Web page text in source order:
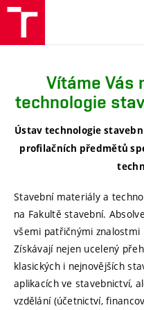
Vítáme Vás
technologie
Ústav technologie
profilačních předmětů
Stavební materiály a
na Fakultě stavební.
všemi patřičnými
Získávají nejen ucelený
klasických i nejnovějších
aplikacích ve stavebnictví,
vzdělání (účetnictví,